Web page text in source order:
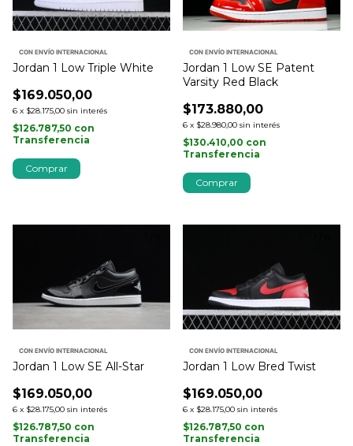
CON ENVÍO INTERNACIONAL
Jordan 1 Low Triple White
$169.050,00
6 x $28.175,00 sin interés
$126.787,50 con
Transferencia
Comprar
CON ENVÍO INTERNACIONAL
Jordan 1 Low SE Patent
Varsity Red Black
$173.880,00
6 x $28.980,00 sin interés
$130.410,00 con
Transferencia
Comprar
CON ENVÍO INTERNACIONAL
Jordan 1 Low SE All-Star
$169.050,00
6 x $28.175,00 sin interés
$126.787,50 con
Transferencia
CON ENVÍO INTERNACIONAL
Jordan 1 Low Bred Twist
$169.050,00
6 x $28.175,00 sin interés
$126.787,50 con
Transferencia